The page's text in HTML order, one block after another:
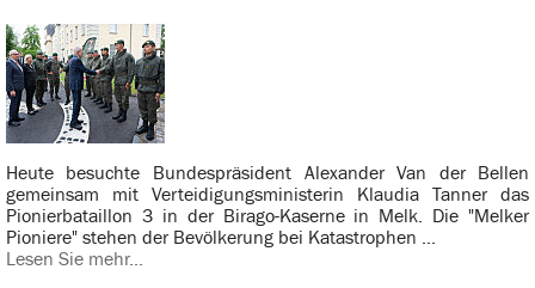
Heute besuchte Bundespräsident Alexander Van der Bellen
gemeinsam mit Verteidigungsministerin Klaudia Tanner das
Pionierbataillon 3 in der Birago-Kaserne in Melk. Die "Melker
Pioniere" stehen der Bevölkerung bei Katastrophen ...
Lesen Sie mehr...